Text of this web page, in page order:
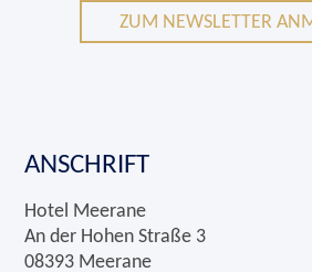
ZUM NEWSLETTER
ANSCHRIFT
Hotel Meerane
An der Hohen Straße 3
08393 Meerane